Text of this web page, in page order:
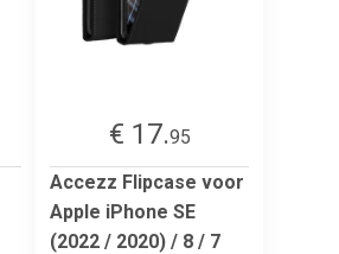
€ 17.95
Accezz Flipcase voor
Apple iPhone SE
(2022 / 2020) / 8 / 7